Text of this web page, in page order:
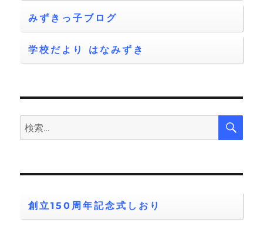
みずきっ子ブログ
学校だより はなみずき
検
索:
検
創立150周年記念式しおり